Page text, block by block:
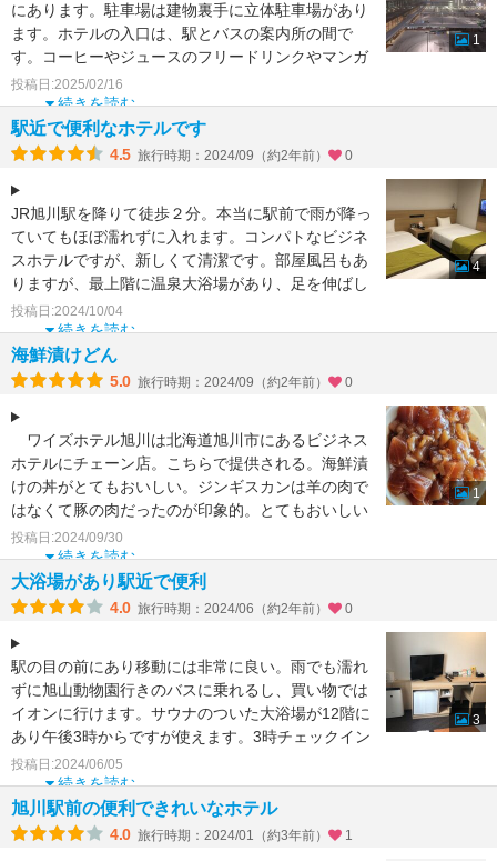
にあります。駐車場は建物裏手に立体駐車場があり
ます。ホテルの入口は、駅とバスの案内所の間で
す。コーヒーやジュースのフリードリンクやマンガ
などもあります。お
続きを読む
投稿日:2025/02/16
1
駅近で便利なホテルです
4.5 旅行時期：2024/09（約2年前） 0
JR旭川駅を降りて徒歩２分。本当に駅前で雨が降っ
ていてもほぼ濡れずに入れます。コンパトなビジネ
スホテルですが、新しくて清潔です。部屋風呂もあ
りますが、最上階に温泉大浴場があり、足を伸ばし
てゆったりとお
続きを読む
投稿日:2024/10/04
4
海鮮漬けどん
5.0 旅行時期：2024/09（約2年前） 0
ワイズホテル旭川は北海道旭川市にあるビジネス
ホテルにチェーン店。こちらで提供される。海鮮漬
けの丼がとてもおいしい。ジンギスカンは羊の肉で
はなくて豚の肉だったのが印象的。とてもおいしい
朝食をいただけま
続きを読む
投稿日:2024/09/30
1
大浴場があり駅近で便利
4.0 旅行時期：2024/06（約2年前） 0
駅の目の前にあり移動には非常に良い。雨でも濡れ
ずに旭山動物園行きのバスに乗れるし、買い物では
イオンに行けます。サウナのついた大浴場が12階に
あり午後3時からですが使えます。3時チェックイン
後直ぐ行くと
続きを読む
投稿日:2024/06/05
3
旭川駅前の便利できれいなホテル
4.0 旅行時期：2024/01（約3年前） 1